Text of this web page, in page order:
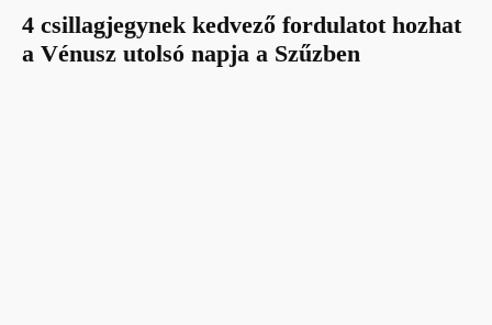
4 csillagjegynek kedvező fordulatot hozhat
a Vénusz utolsó napja a Szűzben